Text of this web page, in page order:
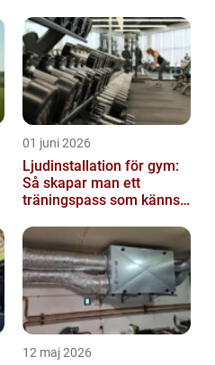
01 juni 2026
Ljudinstallation för gym:
Så skapar man ett
träningspass som känns i
12 maj 2026